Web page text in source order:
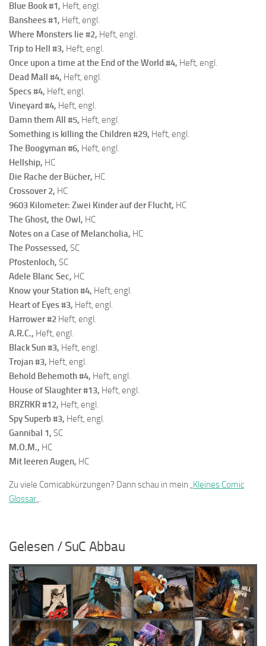
Blue Book #1, Heft, engl.
Banshees #1, Heft, engl.
Where Monsters lie #2, Heft, engl.
Trip to Hell #3, Heft, engl.
Once upon a time at the End of the World #4, Heft, engl.
Dead Mall #4, Heft, engl.
Specs #4, Heft, engl.
Vineyard #4, Heft, engl.
Damn them All #5, Heft, engl.
Something is killing the Children #29, Heft, engl.
The Boogyman #6, Heft, engl.
Hellship, HC
Die Rache der Bücher, HC
Crossover 2, HC
9603 Kilometer: Zwei Kinder auf der Flucht, HC
The Ghost, the Owl, HC
Notes on a Case of Melancholia, HC
The Possessed, SC
Pfostenloch, SC
Adele Blanc Sec, HC
Know your Station #4, Heft, engl.
Heart of Eyes#3, Heft, engl.
Harrower #2 Heft, engl.
A.R.C., Heft, engl.
Black Sun #3, Heft, engl.
Trojan #3, Heft, engl.
Behold Behemoth #4, Heft, engl.
House of Slaughter #13, Heft, engl.
BRZRKR #12, Heft, engl.
Spy Superb #3, Heft, engl.
Gannibal 1, SC
M.O.M., HC
Mit leeren Augen, HC
Zu viele Comicabkürzungen? Dann schau in mein „Kleines Comic
Glossar„.
Gelesen / SuC Abbau